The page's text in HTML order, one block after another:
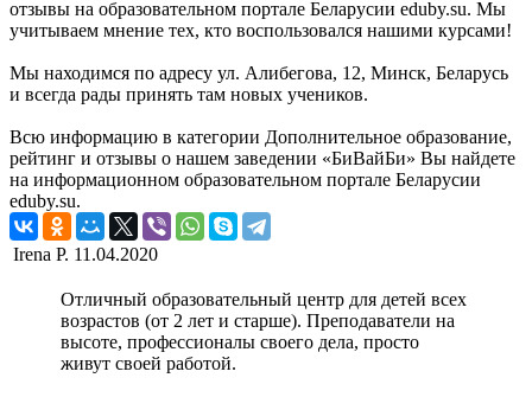
отзывы на образовательном портале Беларусии eduby.su. Мы
учитываем мнение тех, кто воспользовался нашими курсами!
Мы находимся по адресу ул. Алибегова, 12, Минск, Беларусь
и всегда рады принять там новых учеников.
Всю информацию в категории Дополнительное образование,
рейтинг и отзывы о нашем заведении «БиВайБи» Вы найдете
на информационном образовательном портале Беларусии
eduby.su.
Irena P. 11.04.2020
Отличный образовательный центр для детей всех
возрастов (от 2 лет и старше). Преподаватели на
высоте, профессионалы своего дела, просто
живут своей работой.